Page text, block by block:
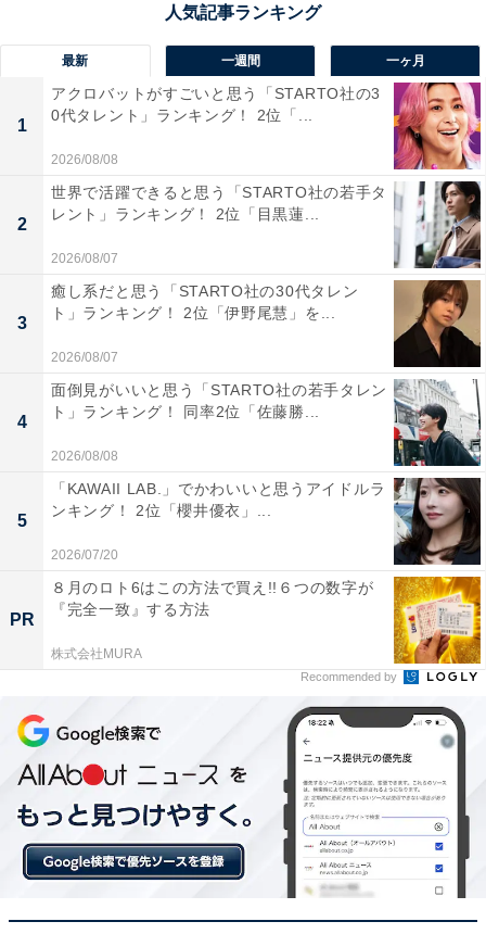
次ページ
こちらもおすすめ
【福岡県版】今後、発展しそうな街（自治体）
ランキング！ 2位「福岡市博多区」、1位は？
最新 一週間 一ヶ月
1
アクロバットがすごいと思う「STARTO社の3
0代タレント」ランキング！ 2位「...
2026/08/08
2
世界で活躍できると思う「STARTO社の若手タ
レント」ランキング！ 2位「目黒蓮...
2026/08/07
3
癒し系だと思う「STARTO社の30代タレン
ト」ランキング！ 2位「伊野尾慧」を...
2026/08/07
4
面倒見がいいと思う「STARTO社の若手タレン
ト」ランキング！ 同率2位「佐藤勝...
2026/08/08
5
「KAWAII LAB.」でかわいいと思うアイドルラ
ンキング！ 2位「櫻井優衣」...
2026/07/20
PR
８月のロト6はこの方法で買え!!６つの数字が
『完全一致』する方法
株式会社MURA
Recommended by